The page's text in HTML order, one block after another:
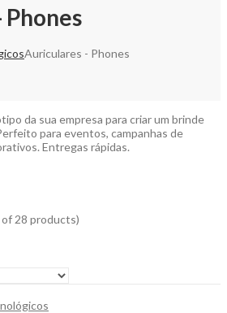
Auriculares - Phones
da sua empresa para criar um brinde
para eventos, campanhas de
Entregas rápidas.
28 products)